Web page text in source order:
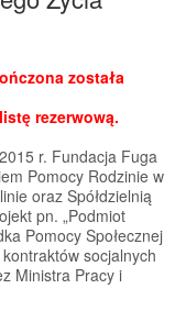
została
rezerwową.
r. Fundacja Fuga
Pomocy Rodzinie w
oraz Spółdzielnią
pn. „Podmiot
Pomocy Społecznej
socjalnych
Ministra Pracy i